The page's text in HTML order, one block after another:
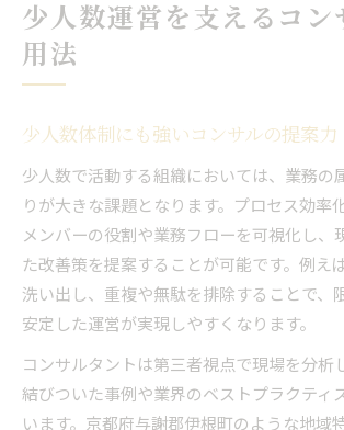
少人数運営を支えるコン
用法
少人数体制にも強いコンサルの提案力
少人数で活動する組織においては、業務の
りが大きな課題となります。プロセス効率
メンバーの役割や業務フローを可視化し、
た改善策を提案することが可能です。例え
洗い出し、重複や無駄を排除することで、
安定した運営が実現しやすくなります。
コンサルタントは第三者視点で現場を分析
結びついた事例や業界のベストプラクティ
います。京都府与謝郡伊根町のような地域